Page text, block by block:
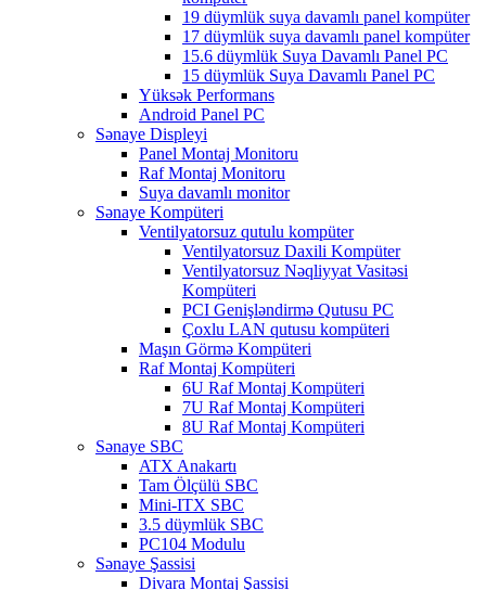
19 düymlük suya davamlı panel kompüter
17 düymlük suya davamlı panel kompüter
15.6 düymlük Suya Davamlı Panel PC
15 düymlük Suya Davamlı Panel PC
Yüksək Performans
Android Panel PC
Sənaye Displeyi
Panel Montaj Monitoru
Raf Montaj Monitoru
Suya davamlı monitor
Sənaye Kompüteri
Ventilyatorsuz qutulu kompüter
Ventilyatorsuz Daxili Kompüter
Ventilyatorsuz Nəqliyyat Vasitəsi
Kompüteri
PCI Genişləndirmə Qutusu PC
Çoxlu LAN qutusu kompüteri
Maşın Görmə Kompüteri
Raf Montaj Kompüteri
6U Raf Montaj Kompüteri
7U Raf Montaj Kompüteri
8U Raf Montaj Kompüteri
Sənaye SBC
ATX Anakartı
Tam Ölçülü SBC
Mini-ITX SBC
3.5 düymlük SBC
PC104 Modulu
Sənaye Şassisi
Divara Montaj Şassisi